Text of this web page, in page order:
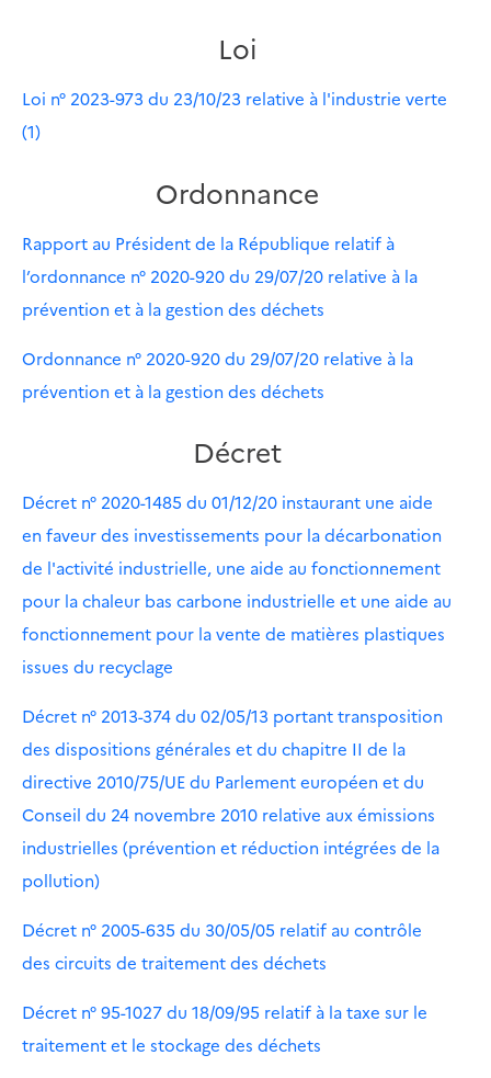
Loi
Loi n° 2023-973 du 23/10/23 relative à l'industrie verte
(1)
Ordonnance
Rapport au Président de la République relatif à
l’ordonnance n° 2020-920 du 29/07/20 relative à la
prévention et à la gestion des déchets
Ordonnance n° 2020-920 du 29/07/20 relative à la
prévention et à la gestion des déchets
Décret
Décret n° 2020-1485 du 01/12/20 instaurant une aide
en faveur des investissements pour la décarbonation
de l'activité industrielle, une aide au fonctionnement
pour la chaleur bas carbone industrielle et une aide au
fonctionnement pour la vente de matières plastiques
issues du recyclage
Décret n° 2013-374 du 02/05/13 portant transposition
des dispositions générales et du chapitre II de la
directive 2010/75/UE du Parlement européen et du
Conseil du 24 novembre 2010 relative aux émissions
industrielles (prévention et réduction intégrées de la
pollution)
Décret n° 2005-635 du 30/05/05 relatif au contrôle
des circuits de traitement des déchets
Décret n° 95-1027 du 18/09/95 relatif à la taxe sur le
traitement et le stockage des déchets